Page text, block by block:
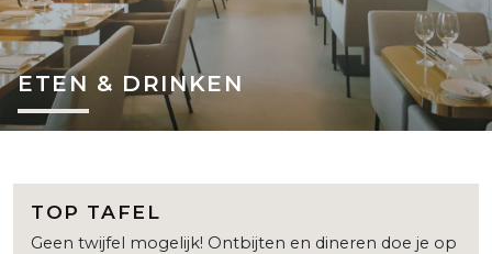
ETEN & DRINKEN
TOP TAFEL
Geen twijfel mogelijk! Ontbijten en dineren doe je op